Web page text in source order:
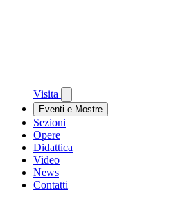
Visita
Eventi e Mostre
Sezioni
Opere
Didattica
Video
News
Contatti